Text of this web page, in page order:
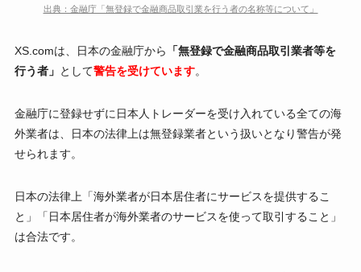
出典：金融庁「無登録で金融商品取引業を行う者の名称等について」
XS.comは、日本の金融庁から
「無登録で金融商品取引業者等を
行う者」 として警告を受けています。
金融庁に登録せずに日本人トレーダーを受け入れている全ての海
外業者は、日本の法律上は無登録業者という扱いとなり警告が発
せられます。
日本の法律上「海外業者が日本居住者にサービスを提供するこ
と」「日本居住者が海外業者のサービスを使って取引すること」
は合法です。